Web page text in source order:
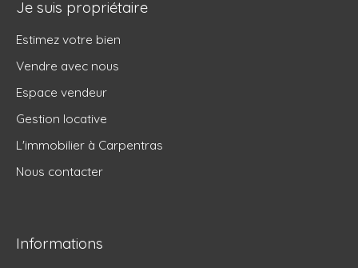
Je suis propriétaire
Estimez votre bien
Vendre avec nous
Espace vendeur
Gestion locative
L'immobilier à Carpentras
Nous contacter
Informations